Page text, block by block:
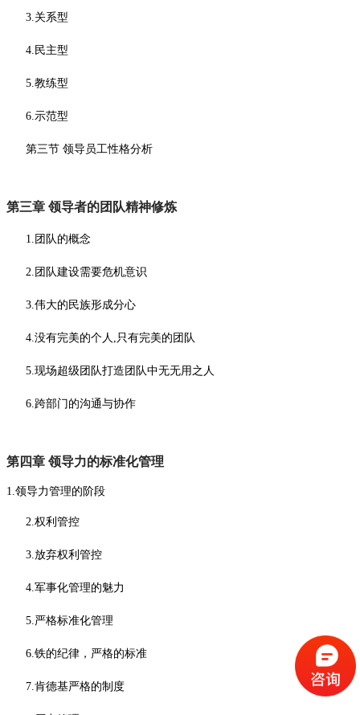
3.关系型
4.民主型
5.教练型
6.示范型
第三节 领导员工性格分析
第三章 领导者的团队精神修炼
1.团队的概念
2.团队建设需要危机意识
3.伟大的民族形成分心
4.没有完美的个人,只有完美的团队
5.现场超级团队打造团队中无无用之人
6.跨部门的沟通与协作
第四章 领导力的标准化管理
1.领导力管理的阶段
2.权利管控
3.放弃权利管控
4.军事化管理的魅力
5.严格标准化管理
6.铁的纪律，严格的标准
7.肯德基严格的制度